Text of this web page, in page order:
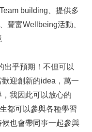
building、提供多
豐富Wellbeing活動、
出乎預期！不但可以
迎創新的idea，萬一
我因此可以放心的
都可以參與各種學習
也會帶同事一起參與